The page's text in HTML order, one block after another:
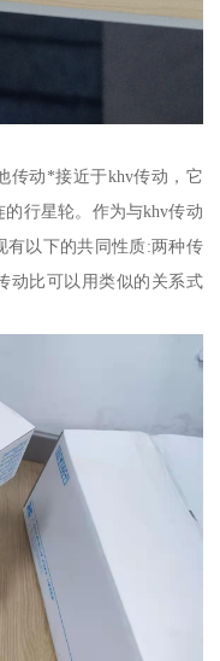
传动*接近于khv传动，它
行星轮。作为与khv传动
有以下的共同性质:两种传
动比可以用类似的关系式